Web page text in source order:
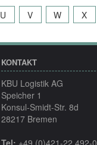
U V W X
KONTAKT
KBU Logistik AG
Speicher 1
Konsul-Smidt-Str. 8d
28217 Bremen
Tel: +49 (0)421-22 492-0